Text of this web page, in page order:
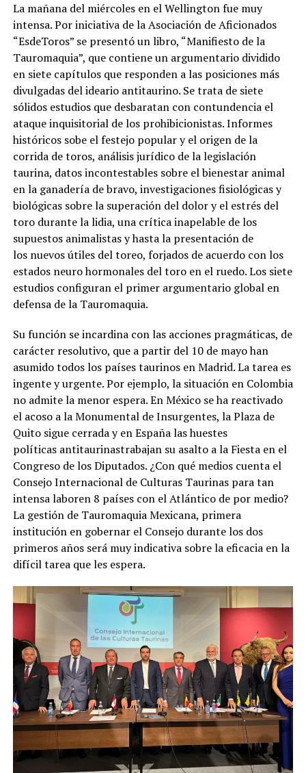
La mañana del miércoles en el Wellington fue muy
intensa. Por iniciativa de la Asociación de Aficionados
“EsdeToros” se presentó un libro, “Manifiesto de la
Tauromaquia”, que contiene un argumentario dividido
en siete capítulos que responden a las posiciones más
divulgadas del ideario antitaurino. Se trata de siete
sólidos estudios que desbaratan con contundencia el
ataque inquisitorial de los prohibicionistas. Informes
históricos sobe el festejo popular y el origen de la
corrida de toros, análisis jurídico de la legislación
taurina, datos incontestables sobre el bienestar animal
en la ganadería de bravo, investigaciones fisiológicas y
biológicas sobre la superación del dolor y el estrés del
toro durante la lidia, una crítica inapelable de los
supuestos animalistas y hasta la presentación de
los nuevos útiles del toreo, forjados de acuerdo con los
estados neuro hormonales del toro en el ruedo. Los siete
estudios configuran el primer argumentario global en
defensa de la Tauromaquia.
Su función se incardina con las acciones pragmáticas, de
carácter resolutivo, que a partir del 10 de mayo han
asumido todos los países taurinos en Madrid. La tarea es
ingente y urgente. Por ejemplo, la situación en Colombia
no admite la menor espera. En México se ha reactivado
el acoso a la Monumental de Insurgentes, la Plaza de
Quito sigue cerrada y en España las huestes
políticas antitaurinastrabajan su asalto a la Fiesta en el
Congreso de los Diputados. ¿Con qué medios cuenta el
Consejo Internacional de Culturas Taurinas para tan
intensa laboren 8 países con el Atlántico de por medio?
La gestión de Tauromaquia Mexicana, primera
institución en gobernar el Consejo durante los dos
primeros años será muy indicativa sobre la eficacia en la
difícil tarea que les espera.